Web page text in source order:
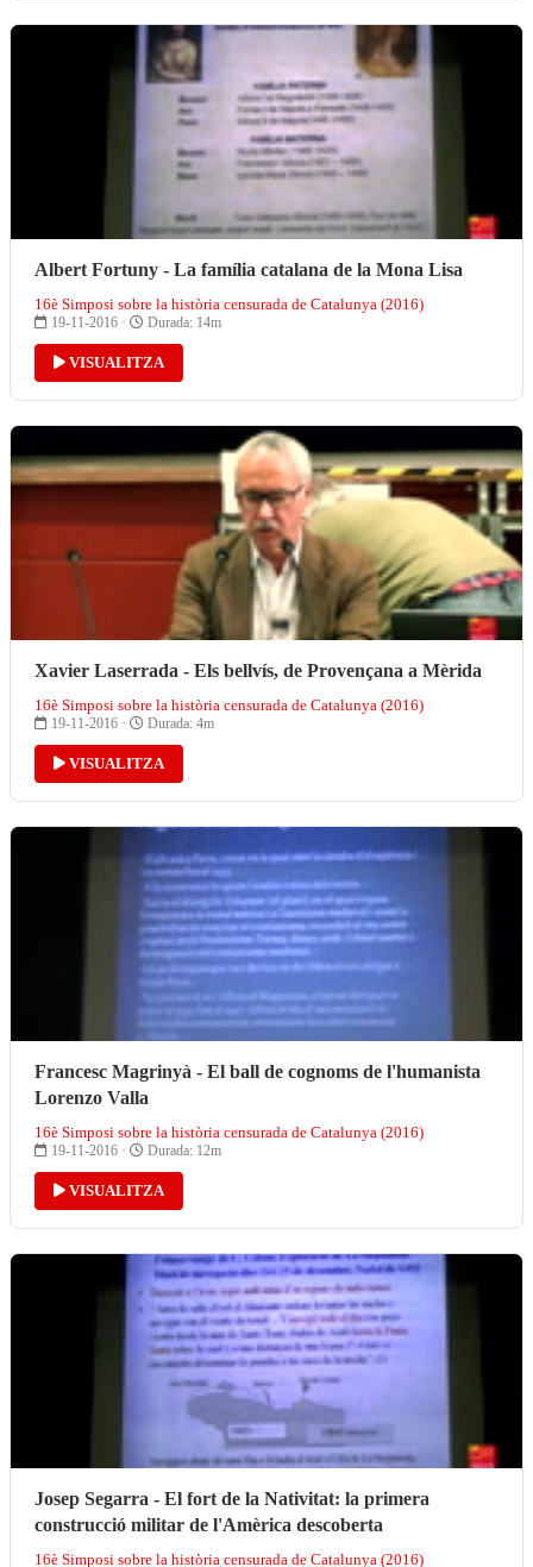
Albert Fortuny - La família catalana de la Mona Lisa
16è Simposi sobre la història censurada de Catalunya (2016)
19-11-2016 · Durada: 14m
VISUALITZA
Xavier Laserrada - Els bellvís, de Provençana a Mèrida
16è Simposi sobre la història censurada de Catalunya (2016)
19-11-2016 · Durada: 4m
VISUALITZA
Francesc Magrinyà - El ball de cognoms de l'humanista
Lorenzo Valla
16è Simposi sobre la història censurada de Catalunya (2016)
19-11-2016 · Durada: 12m
VISUALITZA
Josep Segarra - El fort de la Nativitat: la primera
construcció militar de l'Amèrica descoberta
16è Simposi sobre la història censurada de Catalunya (2016)